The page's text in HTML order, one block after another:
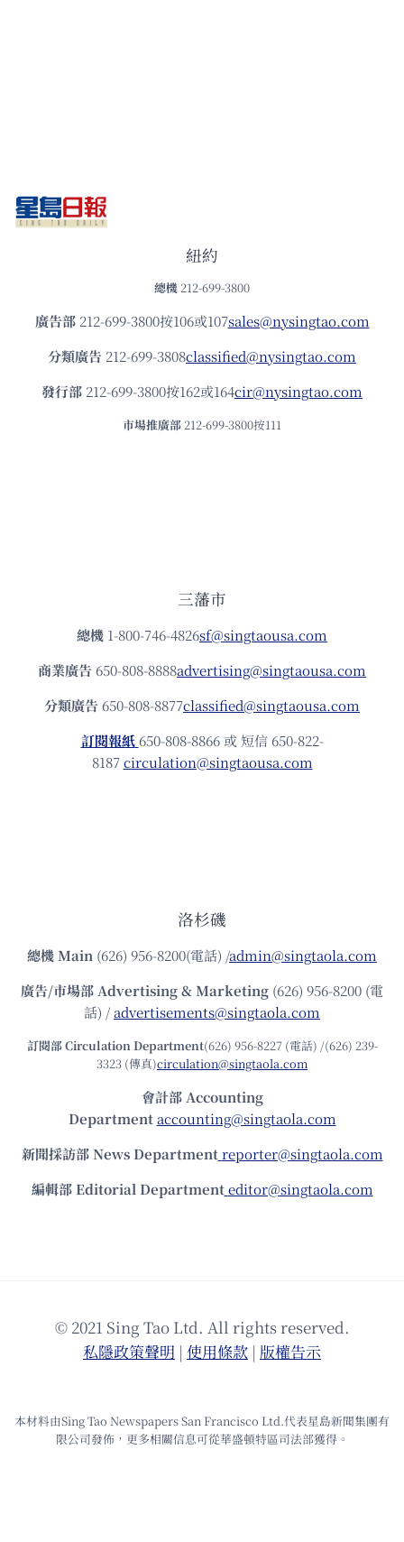
紐約
總機 212-699-3800
廣告部212-699-3800按106或107sales@nysingtao.com
分類廣告 212-699-3808classified@nysingtao.com
發⾏部 212-699-3800按162或164cir@nysingtao.com
市場推廣部 212-699-3800按111
三藩市
總機 1-800-746-4826sf@singtaousa.com
商業廣告 650-808-8888advertising@singtaousa.com
分類廣告 650-808-8877classified@singtaousa.com
訂閱報紙 650-808-8866 或 短信 650-822-
8187circulation@singtaousa.com
洛杉磯
總機Main (626) 956-8200(電話) /admin@singtaola.com
廣告/市場部Advertising & Marketing (626) 956-8200 (電
話) /advertisements@singtaola.com
訂閱部 Circulation Department(626) 956-8227 (電話) /(626) 239-
3323 (傳真)circulation@singtaola.com
會計部 Accounting
Department accounting@singtaola.com
新聞採訪部 News Department reporter@singtaola.com
編輯部 Editorial Department editor@singtaola.com
© 2021 Sing Tao Ltd. All rights reserved.
私隱政策聲明 | 使⽤條款 | 版權告⽰
本材料由Sing Tao Newspapers San Francisco Ltd.代表星島新聞集團有
限公司發佈，更多相關信息可從華盛頓特區司法部獲得。